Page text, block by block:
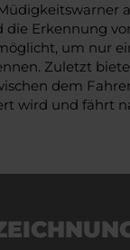
die Erkennung
um nur
Zuletzt
dem
wird und fährt